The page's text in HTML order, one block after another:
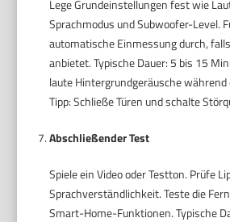
Lege Grundeinstellungen fest wie
Sprachmodus und Subwoofer-Level.
automatische Einmessung durch,
anbietet. Typische Dauer: 5 bis 15
laute Hintergrundgeräusche während
Tipp: Schließe Türen und schalte
Abschließender Test
Spiele ein Video oder Testton. Prüfe
Sprachverständlichkeit. Teste die
Smart-Home-Funktionen. Typische